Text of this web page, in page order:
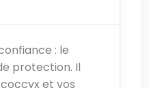
: le
protection. Il
et vos